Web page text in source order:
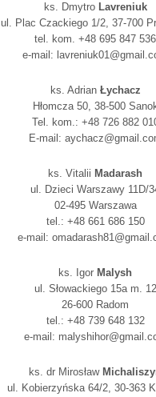
ks. Dmytro Lavreniuk
ul. Plac Czackiego 1/2, 37-700
tel. kom. +48 695 847 536
e-mail:
ks. Adrian Łychacz
Hłomcza 50, 38-500
Tel. kom.: +48 726 882
E-mail:
ks. Vitalii Madarash
ul. Dzieci Warszawy 11D/
02-495 Warszawa
tel.: +48 661 686 150
e-mail:
ks. Igor Malysh
ul. Słowackiego 15a m. 12
26-600 Radom
tel.: +48 739 648 132
e-mail:
ks. dr Mirosław
ul. Kobierzyńska 64/2, 30-363